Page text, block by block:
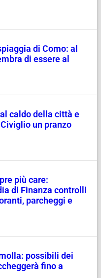
di Como: al
di essere al
caldo della città e
un pranzo
più care:
di Finanza controlli
parcheggi e
possibili dei
fino a